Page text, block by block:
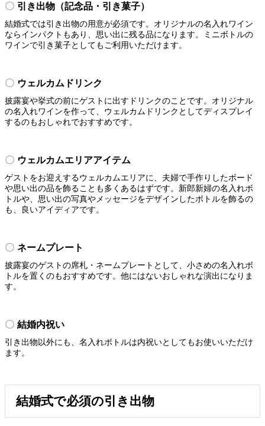
引き出物（記念品・引き菓子）
結婚式では引き出物の用意が必須です。オリジナルの名入れワイン
ならインパクトもあり、思い出に残る品になります。ミニボトルの
ワインで引き菓子としてもご利用いただけます。
ウェルカムドリンク
披露宴や挙式の前にゲストに出すドリンクのことです。オリジナル
の名入れワインを作って、ウェルカムドリンクとしてディスプレイ
するのもおしゃれでおすすめです。
ウェルカムエリアアイテム
ゲストをお迎えするウェルカムエリアに、夫婦で手作りしたボード
や思い出の品を飾ることも多くあるはずです。新郎新婦の名入れボ
トルや、思い出の写真やメッセージをデザインしたボトルを飾るの
も、良いアイディアです。
ネームプレート
披露宴のゲストの席札・ネームプレートとして、小さめの名入れボ
トルを置くのもおすすめです。他にはないおしゃれな演出になりま
す。
結婚内祝い
引き出物以外にも、名入れボトルは内祝いとしてもお使いいただけ
ます。
結婚式で必須の引き出物